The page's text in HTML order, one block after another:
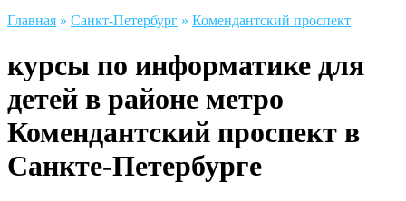
Главная » Санкт-Петербург » Комендантский проспект
курсы по информатике для
детей в районе метро
Комендантский проспект в
Санкте-Петербурге